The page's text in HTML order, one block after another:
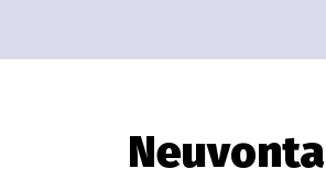
Neuvonta